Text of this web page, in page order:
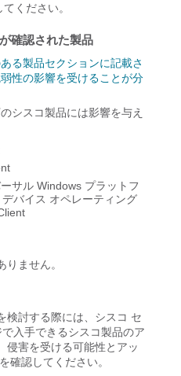
ください。
確認された製品
る製品セクションに記載さ
性の影響を受けることが分
シスコ製品には影響を与え
サル Windows プラットフ
バイス オペレーティング
ません。
検討する際には、シスコ セ
入手できるシスコ製品のア
侵害を受ける可能性とアッ
確認してください。